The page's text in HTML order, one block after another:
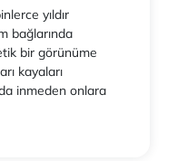
yıldır
bağlarında
bir görünüme
kayaları
inmeden onlara